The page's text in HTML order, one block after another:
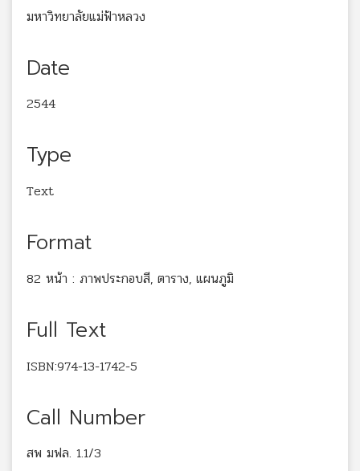
มหาวิทยาลัยแม่ฟ้าหลวง
Date
2544
Type
Text
Format
82 หน้า : ภาพประกอบสี, ตาราง, แผนภูมิ
Full Text
ISBN:974-13-1742-5
Call Number
สพ มฟล. 1.1/3